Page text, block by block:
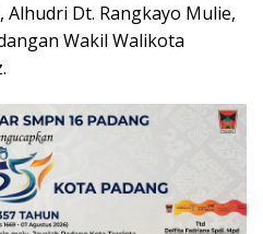
Alhudri Dt. Rangkayo Mulie,
Wakil Walikota